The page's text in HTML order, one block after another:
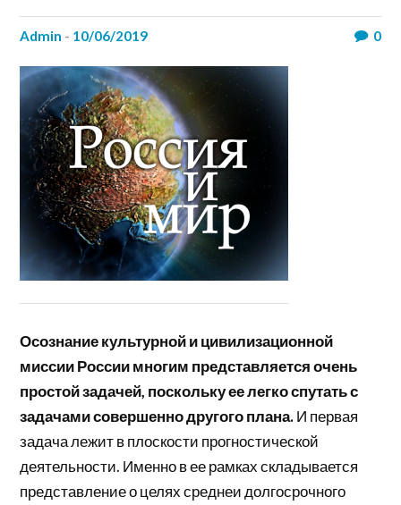
admin - 10/06/2019 0
Осознание культурной и цивилизационной
миссии России многим представляется очень
простой задачей, поскольку ее легко спутать с
задачами совершенно другого плана.И первая
задача лежит в плоскости прогностической
деятельности. Именно в ее рамках складывается
представление о целях среднеи долгосрочного